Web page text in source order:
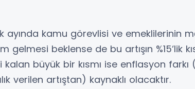
ayında kamu görevlisi ve emeklilerinin
gelmesi beklense de bu artışın %15‘lik
kalan büyük bir kısmı ise enflasyon farkı
verilen artıştan) kaynaklı olacaktır.